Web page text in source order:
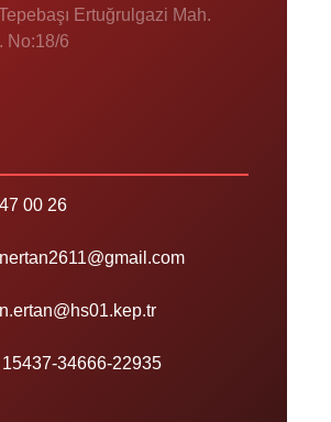
Ertuğrulgazi Mah.
No:18/6
00 26
34666-22935